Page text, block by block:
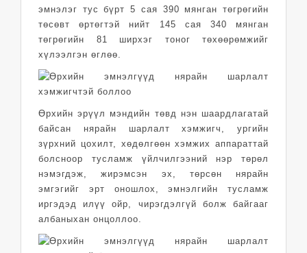
эмнэлэг тус бүрт 5 сая 390 мянган төгрөгийн
төсөвт өртөгтэй нийт 145 сая 340 мянган
төгрөгийн 81 ширхэг тоног төхөөрөмжийг
хүлээлгэн өглөө.
Өрхийн эрүүл мэндийн төвд нэн шаардлагатай
байсан нярайн шарлалт хэмжигч, ургийн
зүрхний цохилт, хөдөлгөөн хэмжих аппараттай
болсноор тусламж үйлчилгээний нэр төрөл
нэмэгдэж, жирэмсэн эх, төрсөн нярайн
эмгэгийг эрт оношлох, эмнэлгийн тусламж
иргэдэд илүү ойр, чирэгдэлгүй болж байгааг
албаныхан онцоллоо.